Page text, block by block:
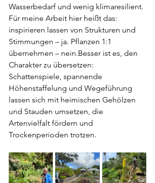
Wasserbedarf und wenig klimaresilient.
Für meine Arbeit hier heißt das:
inspirieren lassen von Strukturen und
Stimmungen – ja. Pflanzen 1:1
übernehmen – nein.Besser ist es, den
Charakter zu übersetzen:
Schattenspiele, spannende
Höhenstaffelung und Wegeführung
lassen sich mit heimischen Gehölzen
und Stauden umsetzen, die
Artenvielfalt fördern und
Trockenperioden trotzen.